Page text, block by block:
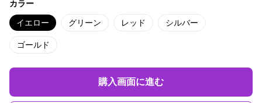
カラー
イエロー グリーン レッド シルバー
ゴールド
購入画面に進む